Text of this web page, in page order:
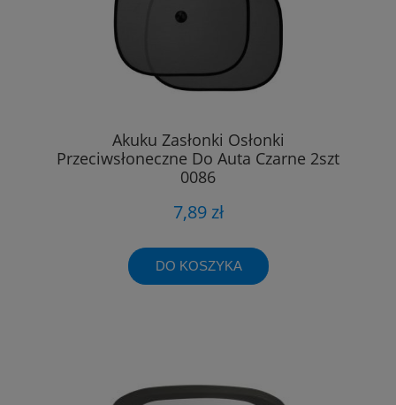
Akuku Zasłonki Osłonki
Przeciwsłoneczne Do Auta Czarne 2szt
0086
7,89 zł
DO KOSZYKA